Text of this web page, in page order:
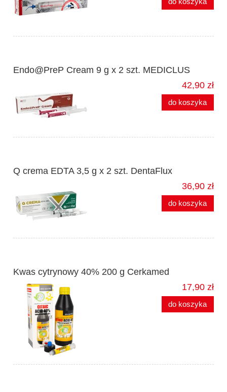
Endo@PreP Cream 9 g x 2 szt. MEDICLUS
42,90 zł
do koszyka
Q crema EDTA 3,5 g x 2 szt. DentaFlux
36,90 zł
do koszyka
Kwas cytrynowy 40% 200 g Cerkamed
17,90 zł
do koszyka